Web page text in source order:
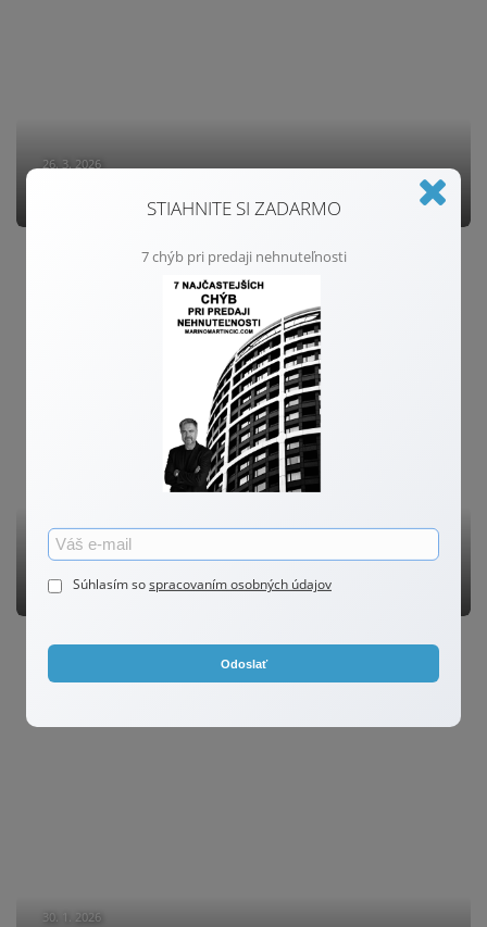
26. 3. 2026
26. 2. 2026
Stavebný zákon sa opäť mení. Čo môže priniesť
novela?
30. 1. 2026
STIAHNITE SI ZADARMO
7 chýb pri predaji nehnuteľnosti
Súhlasím sospracovaním osobných údajov
Odoslať